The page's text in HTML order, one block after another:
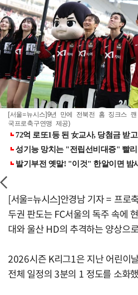
[서울=뉴시스]9년 만에 전북전 홈 징크스
국프로축구연맹 제공)
[서울=뉴시스]안경남 기자 = 프로
두권 판도는 FC서울의 독주 속에
대와 울산 HD의 추격하는 양상으
2026시즌 K리그1은 지난 어린이
전체 일정의 3분의 1 정도를 소화